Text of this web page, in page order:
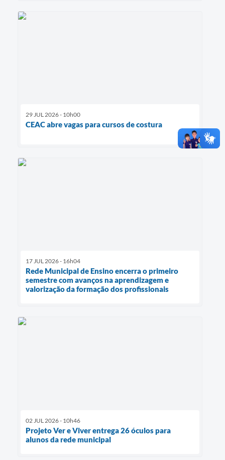
29 JUL 2026 - 10h00
CEAC abre vagas para cursos de costura
17 JUL 2026 - 16h04
Rede Municipal de Ensino encerra o primeiro
semestre com avanços na aprendizagem e
valorização da formação dos profissionais
02 JUL 2026 - 10h46
Projeto Ver e Viver entrega 26 óculos para
alunos da rede municipal